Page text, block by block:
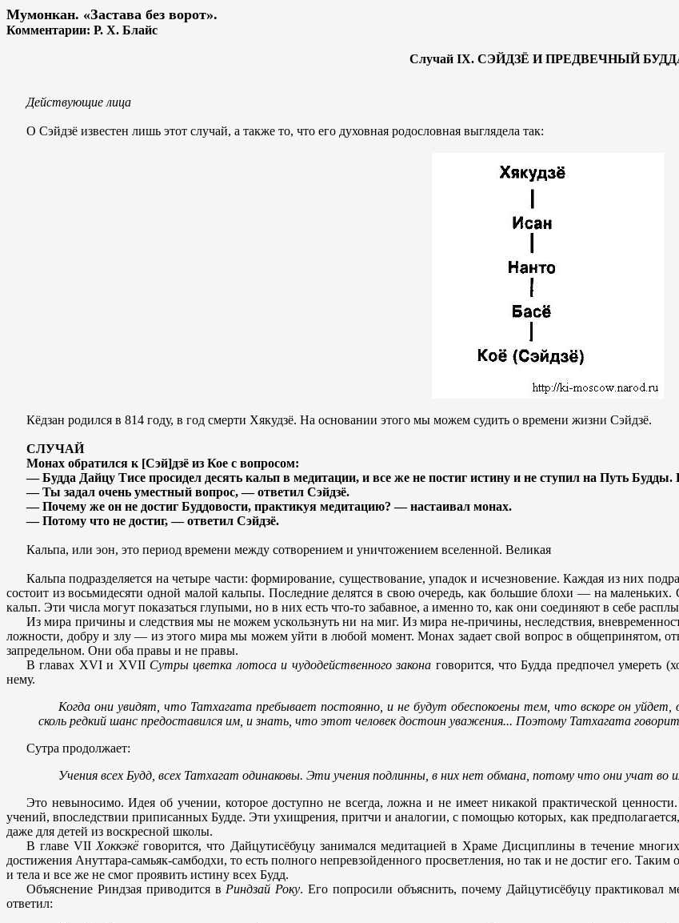
Мумонкан. «Застава без ворот».
Комментарии: Р. X. Блайс
Случай IX. СЭЙДЗЁ И ПРЕДВЕЧНЫЙ
Действующие лица
О Сэйдзё известен лишь этот случай, а также то, что его духовная родословная выглядела так:
Кёдзан родился в 814 году, в год смерти Хякудзё. На основании этого мы можем судить о времени жизни Сэйдзё.
СЛУЧАЙ
Монах обратился к [Сэй]дзё из Кое с вопросом:
— Будда Дайцу Тисе просидел десять кальп в медитации, и все же не постиг истину и не ступил на Путь Будды.
— Ты задал очень уместный вопрос, — ответил Сэйдзё.
— Почему же он не достиг Буддовости, практикуя медитацию? — настаивал монах.
— Потому что не достиг, — ответил Сэйдзё.
Кальпа, или эон, это период времени между сотворением и уничтожением вселенной. Великая
Кальпа подразделяется на четыре части: формирование, существование, упадок и исчезновение. Каждая из них
состоит из восьмидесяти одной малой кальпы. Последние делятся в свою очередь, как большие блохи — на
кальп. Эти числа могут показаться глупыми, но в них есть что-то забавное, а именно то, как они соединяют в себе
Из мира причины и следствия мы не можем ускользнуть ни на миг. Из мира не-причины, неследствия,
ложности, добру и злу — из этого мира мы можем уйти в любой момент. Монах задает свой вопрос в общепринятом,
запредельном. Они оба правы и не правы.
В главах XVI и XVII Сутры цветка лотоса и чудодейственного закона говорится, что Будда предпочел умереть
нему.
Когда они увидят, что Татхагата пребывает постоянно, и не будут обеспокоены тем, что вскоре он
сколь редкий шанс предоставился им, и знать, что этот человек достоин уважения... Поэтому Татхагата
Сутра продолжает:
Учения всех Будд, всех Татхагат одинаковы. Эти учения подлинны, в них нет обмана, потому что они учат во
Это невыносимо. Идея об учении, которое доступно не всегда, ложна и не имеет никакой практической
учений, впоследствии приписанных Будде. Эти ухищрения, притчи и аналогии, с помощью которых, как
даже для детей из воскресной школы.
В главе VII Хоккэкёговорится, что Дайцутисёбуцу занимался медитацией в Храме Дисциплины в течение
достижения Ануттара-самьяк-самбодхи, то есть полного непревзойденного просветления, но так и не достиг его.
и тела и все же не смог проявить истину всех Будд.
Объяснение Риндзая приводится в Риндзай Року. Его попросили объяснить, почему Дайцутисёбуцу практиковал
ответил: